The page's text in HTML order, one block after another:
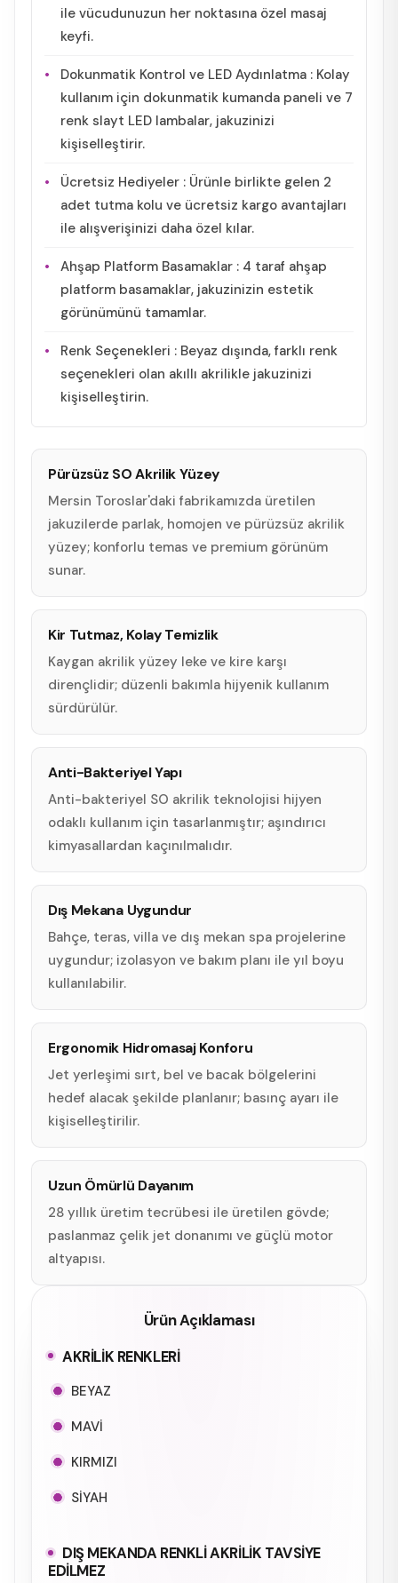
ile vücudunuzun her noktasına özel masaj
keyfi.
Dokunmatik Kontrol ve LED Aydınlatma : Kolay
kullanım için dokunmatik kumanda paneli ve 7
renk slayt LED lambalar, jakuzinizi
kişiselleştirir.
Ücretsiz Hediyeler : Ürünle birlikte gelen 2
adet tutma kolu ve ücretsiz kargo avantajları
ile alışverişinizi daha özel kılar.
Ahşap Platform Basamaklar : 4 taraf ahşap
platform basamaklar, jakuzinizin estetik
görünümünü tamamlar.
Renk Seçenekleri : Beyaz dışında, farklı renk
seçenekleri olan akıllı akrilikle jakuzinizi
kişiselleştirin.
Pürüzsüz SO Akrilik Yüzey
Mersin Toroslar'daki fabrikamızda üretilen
jakuzilerde parlak, homojen ve pürüzsüz akrilik
yüzey; konforlu temas ve premium görünüm
sunar.
Kir Tutmaz, Kolay Temizlik
Kaygan akrilik yüzey leke ve kire karşı
dirençlidir; düzenli bakımla hijyenik kullanım
sürdürülür.
Anti-Bakteriyel Yapı
Anti-bakteriyel SO akrilik teknolojisi hijyen
odaklı kullanım için tasarlanmıştır; aşındırıcı
kimyasallardan kaçınılmalıdır.
Dış Mekana Uygundur
Bahçe, teras, villa ve dış mekan spa projelerine
uygundur; izolasyon ve bakım planı ile yıl boyu
kullanılabilir.
Ergonomik Hidromasaj Konforu
Jet yerleşimi sırt, bel ve bacak bölgelerini
hedef alacak şekilde planlanır; basınç ayarı ile
kişiselleştirilir.
Uzun Ömürlü Dayanım
28 yıllık üretim tecrübesi ile üretilen gövde;
paslanmaz çelik jet donanımı ve güçlü motor
altyapısı.
Ürün Açıklaması
AKRİLİK RENKLERİ
BEYAZ
MAVİ
KIRMIZI
SİYAH
DIŞ MEKANDA RENKLİ AKRİLİK TAVSİYE
EDİLMEZ